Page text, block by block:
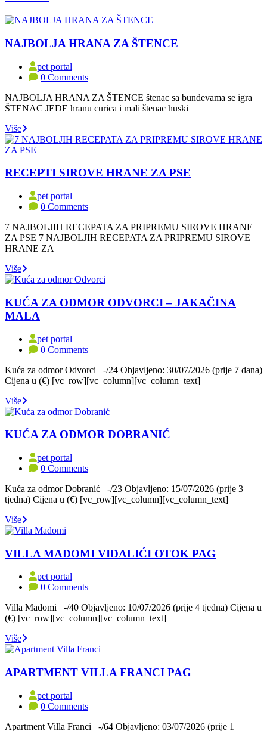
NAJBOLJA HRANA ZA ŠTENCE
pet portal
0 Comments
NAJBOLJA HRANA ZA ŠTENCE štenac sa bundevama se igra
ŠTENAC JEDE hranu curica i mali štenac huski
Više
RECEPTI SIROVE HRANE ZA PSE
pet portal
0 Comments
7 NAJBOLJIH RECEPATA ZA PRIPREMU SIROVE HRANE
ZA PSE 7 NAJBOLJIH RECEPATA ZA PRIPREMU SIROVE
HRANE ZA
Više
KUĆA ZA ODMOR ODVORCI – JAKAČINA
MALA
pet portal
0 Comments
Kuća za odmor Odvorci -/24 Objavljeno: 30/07/2026 (prije 7 dana)
Cijena u (€) [vc_row][vc_column][vc_column_text]
Više
KUĆA ZA ODMOR DOBRANIĆ
pet portal
0 Comments
Kuća za odmor Dobranić -/23 Objavljeno: 15/07/2026 (prije 3
tjedna) Cijena u (€) [vc_row][vc_column][vc_column_text]
Više
VILLA MADOMI VIDALIĆI OTOK PAG
pet portal
0 Comments
Villa Madomi -/40 Objavljeno: 10/07/2026 (prije 4 tjedna) Cijena u
(€) [vc_row][vc_column][vc_column_text]
Više
APARTMENT VILLA FRANCI PAG
pet portal
0 Comments
Apartment Villa Franci -/64 Objavljeno: 03/07/2026 (prije 1